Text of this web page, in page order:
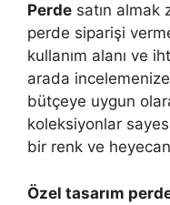
Perde satın almak
perde siparişi
kullanım alanı ve
arada
bütçeye uygun
koleksiyonlar
bir renk ve
Özel tasarım